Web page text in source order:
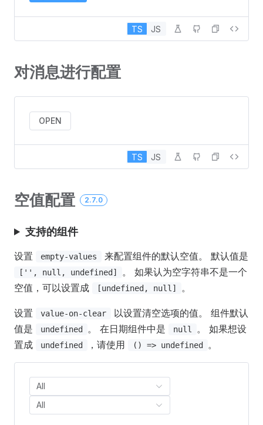
TS JS
对消息进行配置
OPEN
TS JS
空值配置 2.7.0
支持的组件
设置 empty-values 来配置组件的默认空值。 默认值是
['', null, undefined]
。 如果认为空字符串不是一个
空值，可以设置成
[undefined, null] 。
设置 value-on-clear
以设置清空选项的值。 组件默认
值是
undefined 。 在日期组件中是 null
。 如果想设
置成
undefined ，请使用 () => undefined 。
All
All